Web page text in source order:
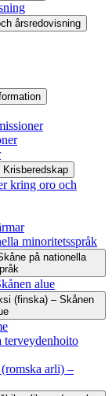
årsredovisning
Krisberedskap
kring oro och
minoritetsspråk
på nationella
alue
(finska) – Skånen
terveydenhoito
arli) –